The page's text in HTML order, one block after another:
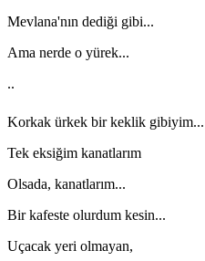
Mevlana'nın dediği gibi...
Ama nerde o yürek...
..
Korkak ürkek bir keklik gibiyim...
Tek eksiğim kanatlarım
Olsada, kanatlarım...
Bir kafeste olurdum kesin...
Uçacak yeri olmayan,